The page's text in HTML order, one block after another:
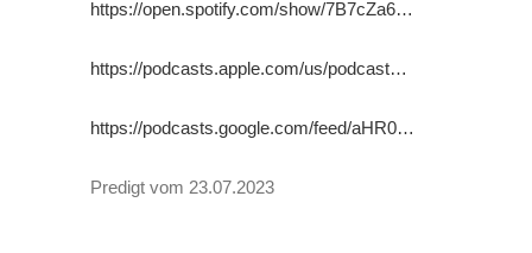
https://open.spotify.com/show/7B7cZa6…
https://podcasts.apple.com/us/podcast…
https://podcasts.google.com/feed/aHR0…
Predigt vom 23.07.2023